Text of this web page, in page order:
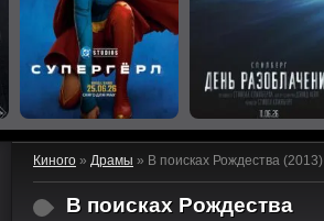
Киного » Драмы » В поисках Рождества (2013)
В поисках Рождества